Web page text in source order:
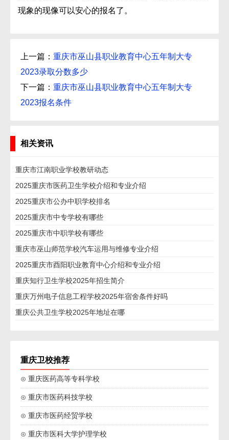
现象的现像可以安心的报名了。
上一篇： 重庆市巫山县职业教育中心五年制大专
2023录取分数多少
下一篇： 重庆市巫山县职业教育中心五年制大专
2023报名条件
相关资讯
重庆市江南职业学校教研动态
2025重庆市医药卫生学校介绍和专业介绍
2025重庆市公办中职学校排名
2025重庆市中专学校有哪些
2025重庆市中职学校有哪些
重庆市巫山师范学校汽车运用与维修专业介绍
2025重庆市酉阳职业教育中心介绍和专业介绍
重庆知行卫生学校2025年招生简介
重庆万州电子信息工程学校2025年宿舍条件好吗
重庆公共卫生学校2025年地址在哪
重庆卫校推荐
⊙ 重庆医药高等专科学校
⊙ 重庆市医药科技学校
⊙ 重庆市医药经贸学校
⊙ 重庆市医科大学护理学校